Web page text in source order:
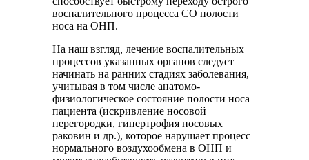
воспалительного процесса СО полости
носа на ОНП.
На наш взгляд, лечение воспалительных
процессов указанных органов следует
начинать на ранних стадиях заболевания,
учитывая в том числе анатомо-
физиологическое состояние полости носа
пациента (искривление носовой
перегородки, гипертрофия носовых
раковин и др.), которое нарушает процесс
нормального воздухообмена в ОНП и